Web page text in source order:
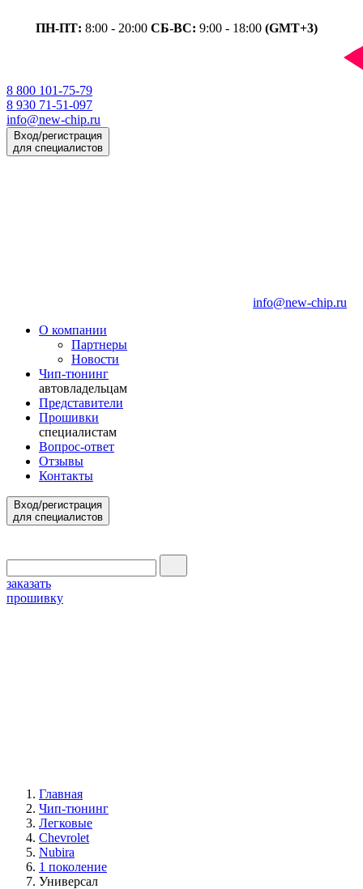
ПН-ПТ: 8:00 - 20:00 СБ-ВС: 9:00 - 18:00 (GMT+3)
8 800 101-75-79
8 930 71-51-097
info@new-chip.ru
Вход/регистрация
для специалистов
info@new-chip.ru
О компании
Партнеры
Новости
Чип-тюнинг
автовладельцам
Представители
Прошивки
специалистам
Вопрос-ответ
Отзывы
Контакты
Вход/регистрация
для специалистов
заказать
прошивку
Главная
Чип-тюнинг
Легковые
Chevrolet
Nubira
1 поколение
Универсал